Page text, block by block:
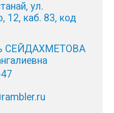
ул.
12, каб. 83, код
СЕЙДАХМЕТОВА